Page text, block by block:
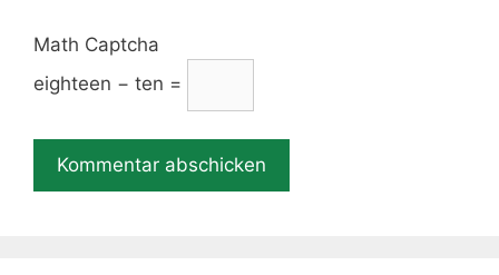
Math Captcha
eighteen − ten =